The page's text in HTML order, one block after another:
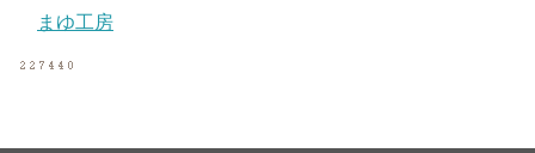
まゆ工房